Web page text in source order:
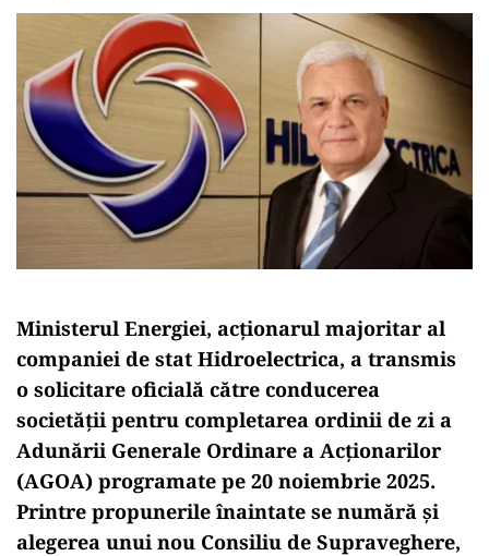
Ministerul Energiei, acționarul majoritar al
companiei de stat Hidroelectrica, a transmis
o solicitare oficială către conducerea
societății pentru completarea ordinii de zi a
Adunării Generale Ordinare a Acționarilor
(AGOA) programate pe 20 noiembrie 2025.
Printre propunerile înaintate se numără și
alegerea unui nou Consiliu de Supraveghere,